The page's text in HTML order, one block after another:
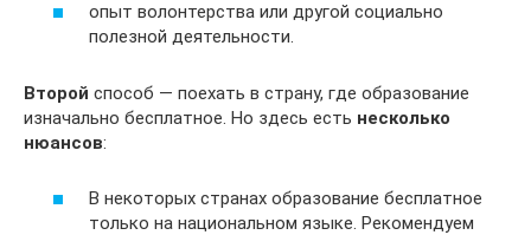
опыт волонтерства или другой социально
полезной деятельности.
Второй способ — поехать в страну, где образование
изначально бесплатное. Но здесь есть несколько
нюансов:
В некоторых странах образование бесплатное
только на национальном языке. Рекомендуем